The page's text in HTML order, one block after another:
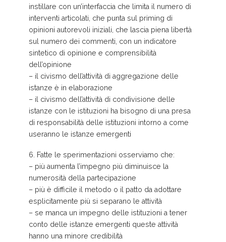
instillare con un’interfaccia che limita il numero di
interventi articolati, che punta sul priming di
opinioni autorevoli iniziali, che lascia piena libertà
sul numero dei commenti, con un indicatore
sintetico di opinione e comprensibilità
dell’opinione
– il civismo dell’attività di aggregazione delle
istanze è in elaborazione
– il civismo dell’attività di condivisione delle
istanze con le istituzioni ha bisogno di una presa
di responsabilità delle istituzioni intorno a come
useranno le istanze emergenti
6. Fatte le sperimentazioni osserviamo che:
– più aumenta l’impegno più diminuisce la
numerosità della partecipazione
– più è difficile il metodo o il patto da adottare
esplicitamente più si separano le attività
– se manca un impegno delle istituzioni a tener
conto delle istanze emergenti queste attività
hanno una minore credibilità